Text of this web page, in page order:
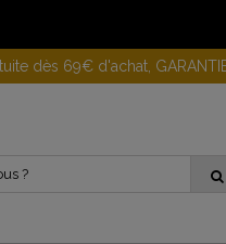
Gagnez 10 euros en